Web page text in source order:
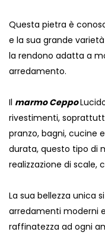
Questa pietra è
e la sua grande
la rendono adatta a
arredamento.
Il marmo Ceppo
rivestimenti,
pranzo, bagni, cucine
durata, questo tipo di
realizzazione di scale,
La sua bellezza unica
arredamenti moderni
raffinatezza ad ogni